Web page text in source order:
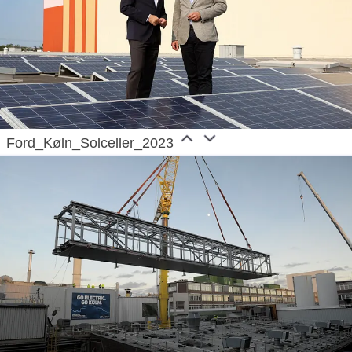
through Ford Next, and provides financial services
through Ford Motor Credit Company. Ford employs
about 174,000 people worldwide. More information
about the company and its products and services is
available at corporate.ford.com.
, a global American brand woven into the fabric
of Europe for more than 100 years, is committed to
freedom of movement that goes hand-in-hand with
looking after the planet and each other. The
company’s Ford+ plan, with Model e, Ford Pro and
the Ford Blue business units is accelerating its
European transformation to an all-electric and
carbon neutral future by 2035. The company is
Ford_Køln_Solceller_2023